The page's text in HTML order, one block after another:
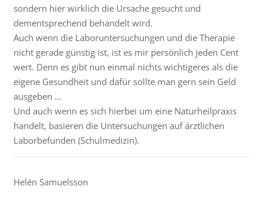
sondern hier wirklich die Ursache gesucht und
dementsprechend behandelt wird.
Auch wenn die Laboruntersuchungen und die Therapie
nicht gerade günstig ist, ist es mir persönlich jeden Cent
wert. Denn es gibt nun einmal nichts wichtigeres als die
eigene Gesundheit und dafür sollte man gern sein Geld
ausgeben …
Und auch wenn es sich hierbei um eine Naturheilpraxis
handelt, basieren die Untersuchungen auf ärztlichen
Laborbefunden (Schulmedizin).
Helén Samuelsson